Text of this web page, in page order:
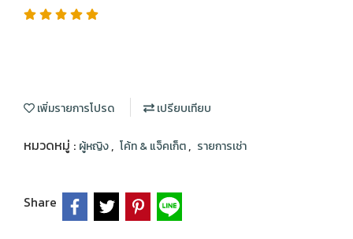
เพิ่มรายการโปรด เปรียบเทียบ
หมวดหมู่ : ผู้หญิง, โค้ท & แจ็คเก็ต, รายการเช่า
Share